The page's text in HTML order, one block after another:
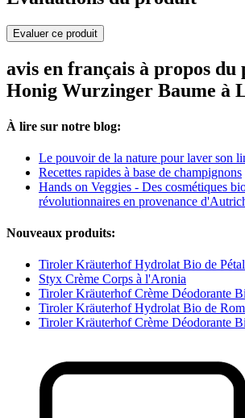
Evaluer ce produit
avis en français à propos
Honig Wurzinger Baume à
À lire sur notre blog:
Le pouvoir de la nature pour laver son
Recettes rapides à base de champignons
Hands on Veggies - Des cosmétiques
révolutionnaires en provenance
Nouveaux produits:
Tiroler Kräuterhof Hydrolat Bio de
Styx Crème Corps à l'Aronia
Tiroler Kräuterhof Crème Déodorante
Tiroler Kräuterhof Hydrolat Bio de
Tiroler Kräuterhof Crème Déodorante